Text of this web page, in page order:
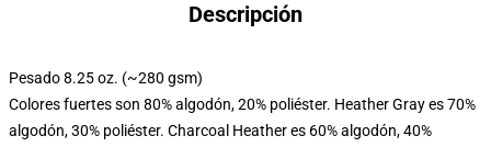
Descripción
Pesado 8.25 oz. (~280 gsm)
Colores fuertes son 80% algodón, 20% poliéster. Heather Gray es 70%
algodón, 30% poliéster. Charcoal Heather es 60% algodón, 40%